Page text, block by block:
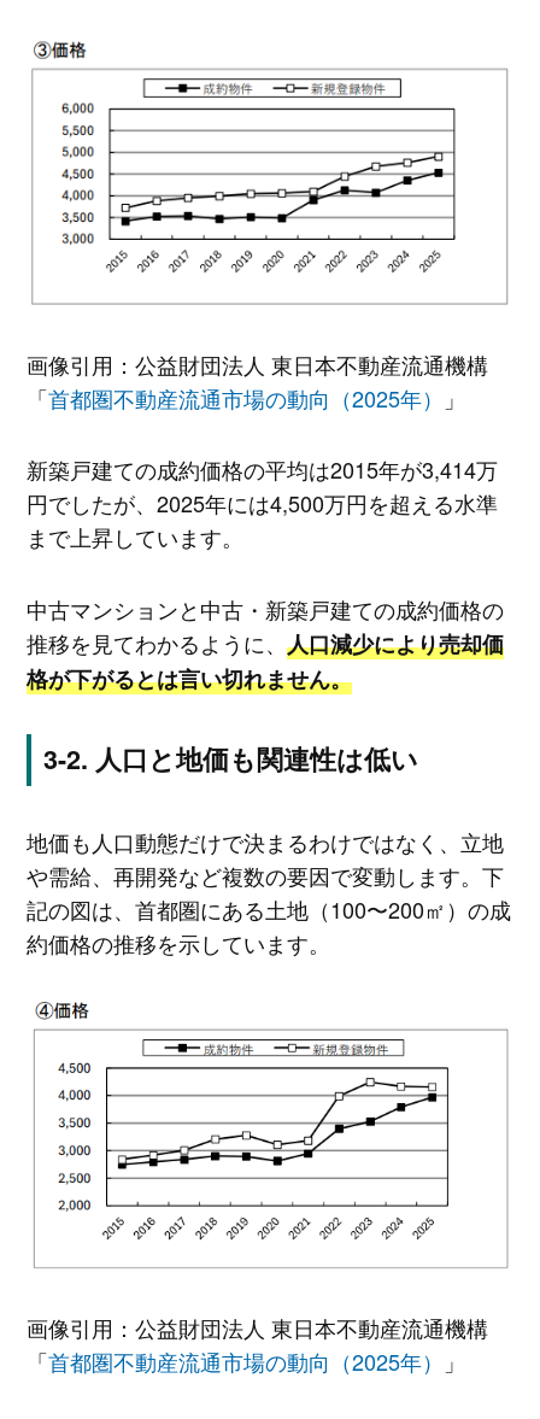
画像引用：公益財団法人 東日本不動産流通機構
「首都圏不動産流通市場の動向（2025年） 」
新築戸建ての成約価格の平均は2015年が3,414万
円でしたが、2025年には4,500万円を超える水準
まで上昇しています。
中古マンションと中古・新築戸建ての成約価格の
推移を見てわかるように、 人口減少により売却価
格が下がるとは言い切れません。
人口と地価も関連性は低い
地価も人口動態だけで決まるわけではなく、立地
や需給、再開発など複数の要因で変動します。下
記の図は、首都圏にある土地（100〜200㎡）の成
約価格の推移を示しています。
画像引用：公益財団法人 東日本不動産流通機構
「首都圏不動産流通市場の動向（2025年） 」